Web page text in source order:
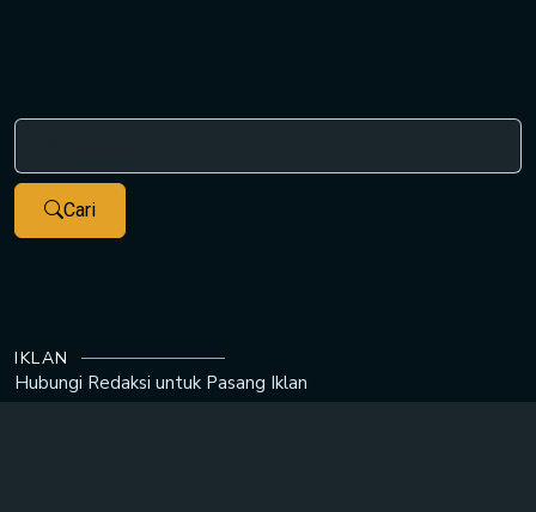
Cari
IKLAN
Hubungi Redaksi untuk Pasang Iklan